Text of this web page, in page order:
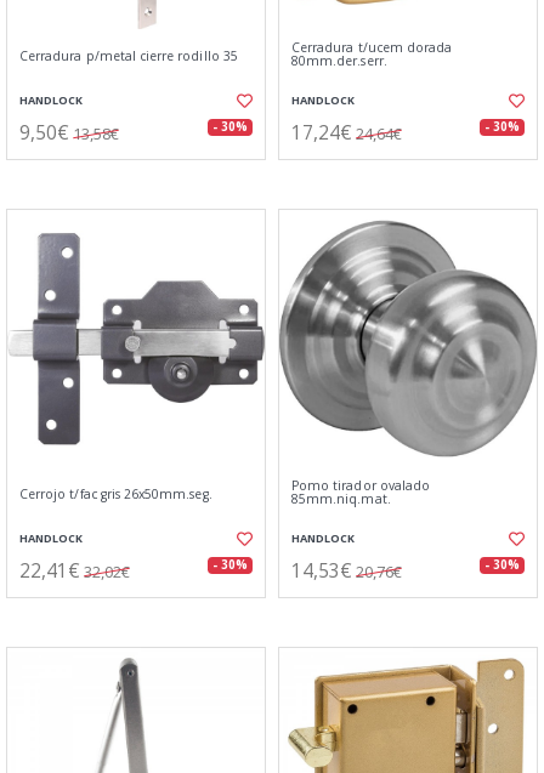
Cerradura p/metal cierre rodillo 35
HANDLOCK
9,50€ 13,58€ - 30%
Cerradura t/ucem dorada
80mm.der.serr.
HANDLOCK
17,24€ 24,64€ - 30%
Cerrojo t/fac gris 26x50mm.seg.
HANDLOCK
22,41€ 32,02€ - 30%
Pomo tirador ovalado
85mm.niq.mat.
HANDLOCK
14,53€ 20,76€ - 30%